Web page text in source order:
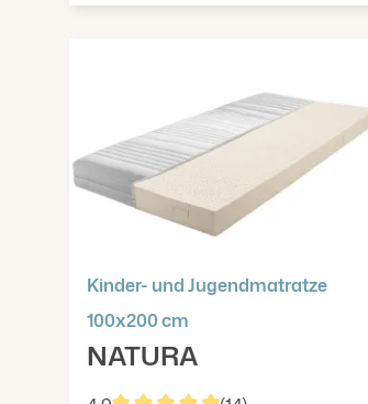
Kinder- und Jugendmatratze
100x200 cm
NATURA